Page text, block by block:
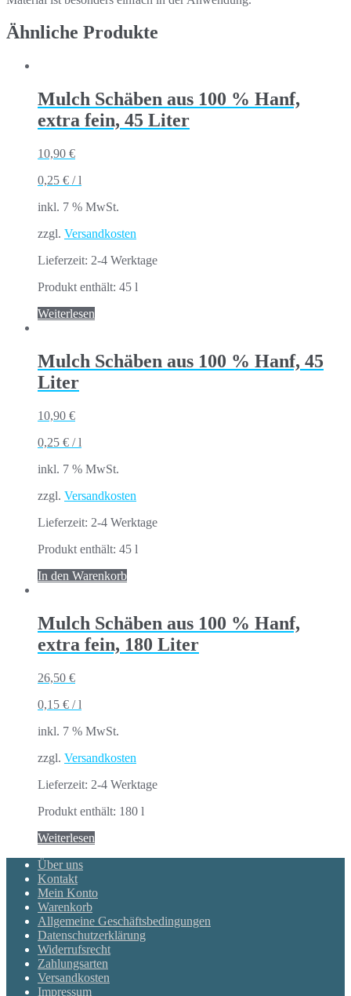
Ähnliche Produkte
Mulch Schäben aus 100 % Hanf,
extra fein, 45 Liter
10,90 €
0,25 € /l
inkl. 7 % MwSt.
zzgl. Versandkosten
Lieferzeit: 2-4 Werktage
Produkt enthält: 45 l
Weiterlesen
Mulch Schäben aus 100 % Hanf, 45
Liter
10,90 €
0,25 € /l
inkl. 7 % MwSt.
zzgl. Versandkosten
Lieferzeit: 2-4 Werktage
Produkt enthält: 45 l
In den Warenkorb
Mulch Schäben aus 100 % Hanf,
extra fein, 180 Liter
26,50 €
0,15 € /l
inkl. 7 % MwSt.
zzgl. Versandkosten
Lieferzeit: 2-4 Werktage
Produkt enthält: 180 l
Weiterlesen
Über uns
Kontakt
Mein Konto
Warenkorb
Allgemeine Geschäftsbedingungen
Datenschutzerklärung
Widerrufsrecht
Zahlungsarten
Versandkosten
Impressum